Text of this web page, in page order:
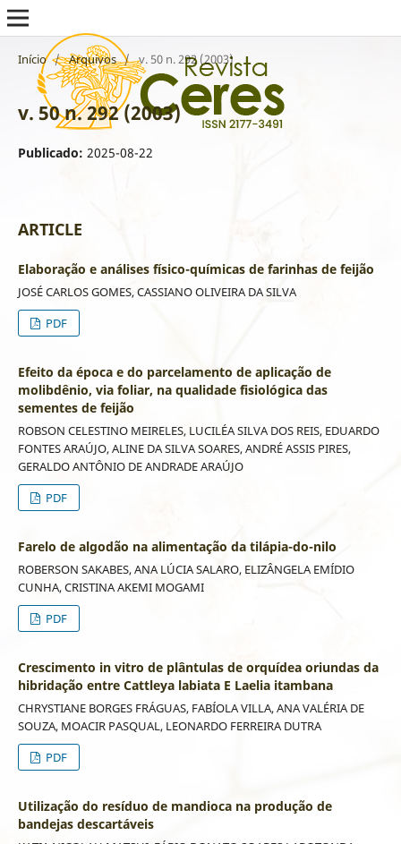
Início / Arquivos / v. 50 n. 292 (2003)
v. 50 n. 292 (2003)
Publicado: 2025-08-22
ARTICLE
Elaboração e análises físico-químicas de farinhas de feijão
JOSÉ CARLOS GOMES, CASSIANO OLIVEIRA DA SILVA
PDF
Efeito da época e do parcelamento de aplicação de
molibdênio, via foliar, na qualidade fisiológica das
sementes de feijão
ROBSON CELESTINO MEIRELES, LUCILÉA SILVA DOS REIS, EDUARDO
FONTES ARAÚJO, ALINE DA SILVA SOARES, ANDRÉ ASSIS PIRES,
GERALDO ANTÔNIO DE ANDRADE ARAÚJO
PDF
Farelo de algodão na alimentação da tilápia-do-nilo
ROBERSON SAKABES, ANA LÚCIA SALARO, ELIZÂNGELA EMÍDIO
CUNHA, CRISTINA AKEMI MOGAMI
PDF
Crescimento in vitro de plântulas de orquídea oriundas da
hibridação entre Cattleya labiata E Laelia itambana
CHRYSTIANE BORGES FRÁGUAS, FABÍOLA VILLA, ANA VALÉRIA DE
SOUZA, MOACIR PASQUAL, LEONARDO FERREIRA DUTRA
PDF
Utilização do resíduo de mandioca na produção de
bandejas descartáveis